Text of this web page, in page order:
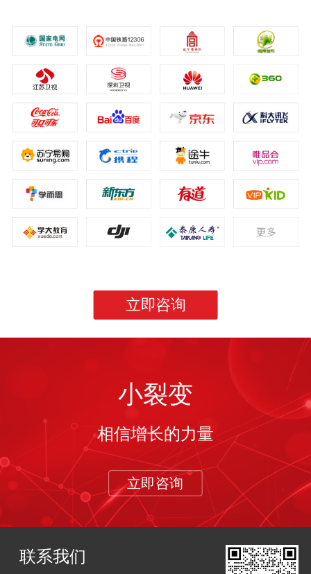
立即咨询
小裂变
相信增长的力量
立即咨询
联系我们